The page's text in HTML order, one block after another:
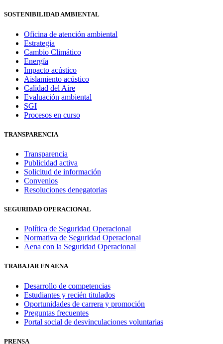
SOSTENIBILIDAD AMBIENTAL
Oficina de atención ambiental
Estrategia
Cambio Climático
Energía
Impacto acústico
Aislamiento acústico
Calidad del Aire
Evaluación ambiental
SGI
Procesos en curso
TRANSPARENCIA
Transparencia
Publicidad activa
Solicitud de información
Convenios
Resoluciones denegatorias
SEGURIDAD OPERACIONAL
Política de Seguridad Operacional
Normativa de Seguridad Operacional
Aena con la Seguridad Operacional
TRABAJAR EN AENA
Desarrollo de competencias
Estudiantes y recién titulados
Oportunidades de carrera y promoción
Preguntas frecuentes
Portal social de desvinculaciones voluntarias
PRENSA